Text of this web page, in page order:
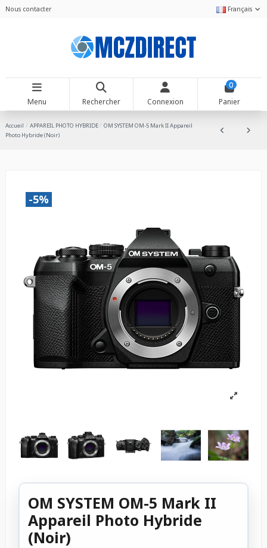
Nous contacter Français
Menu Rechercher Connexion
0
Panier
Accueil APPAREIL PHOTO HYBRIDE
OM SYSTEM OM-5 Mark II Appareil
Photo Hybride (Noir)
-5%
OM SYSTEM OM-5 Mark II
Appareil Photo Hybride
(Noir)